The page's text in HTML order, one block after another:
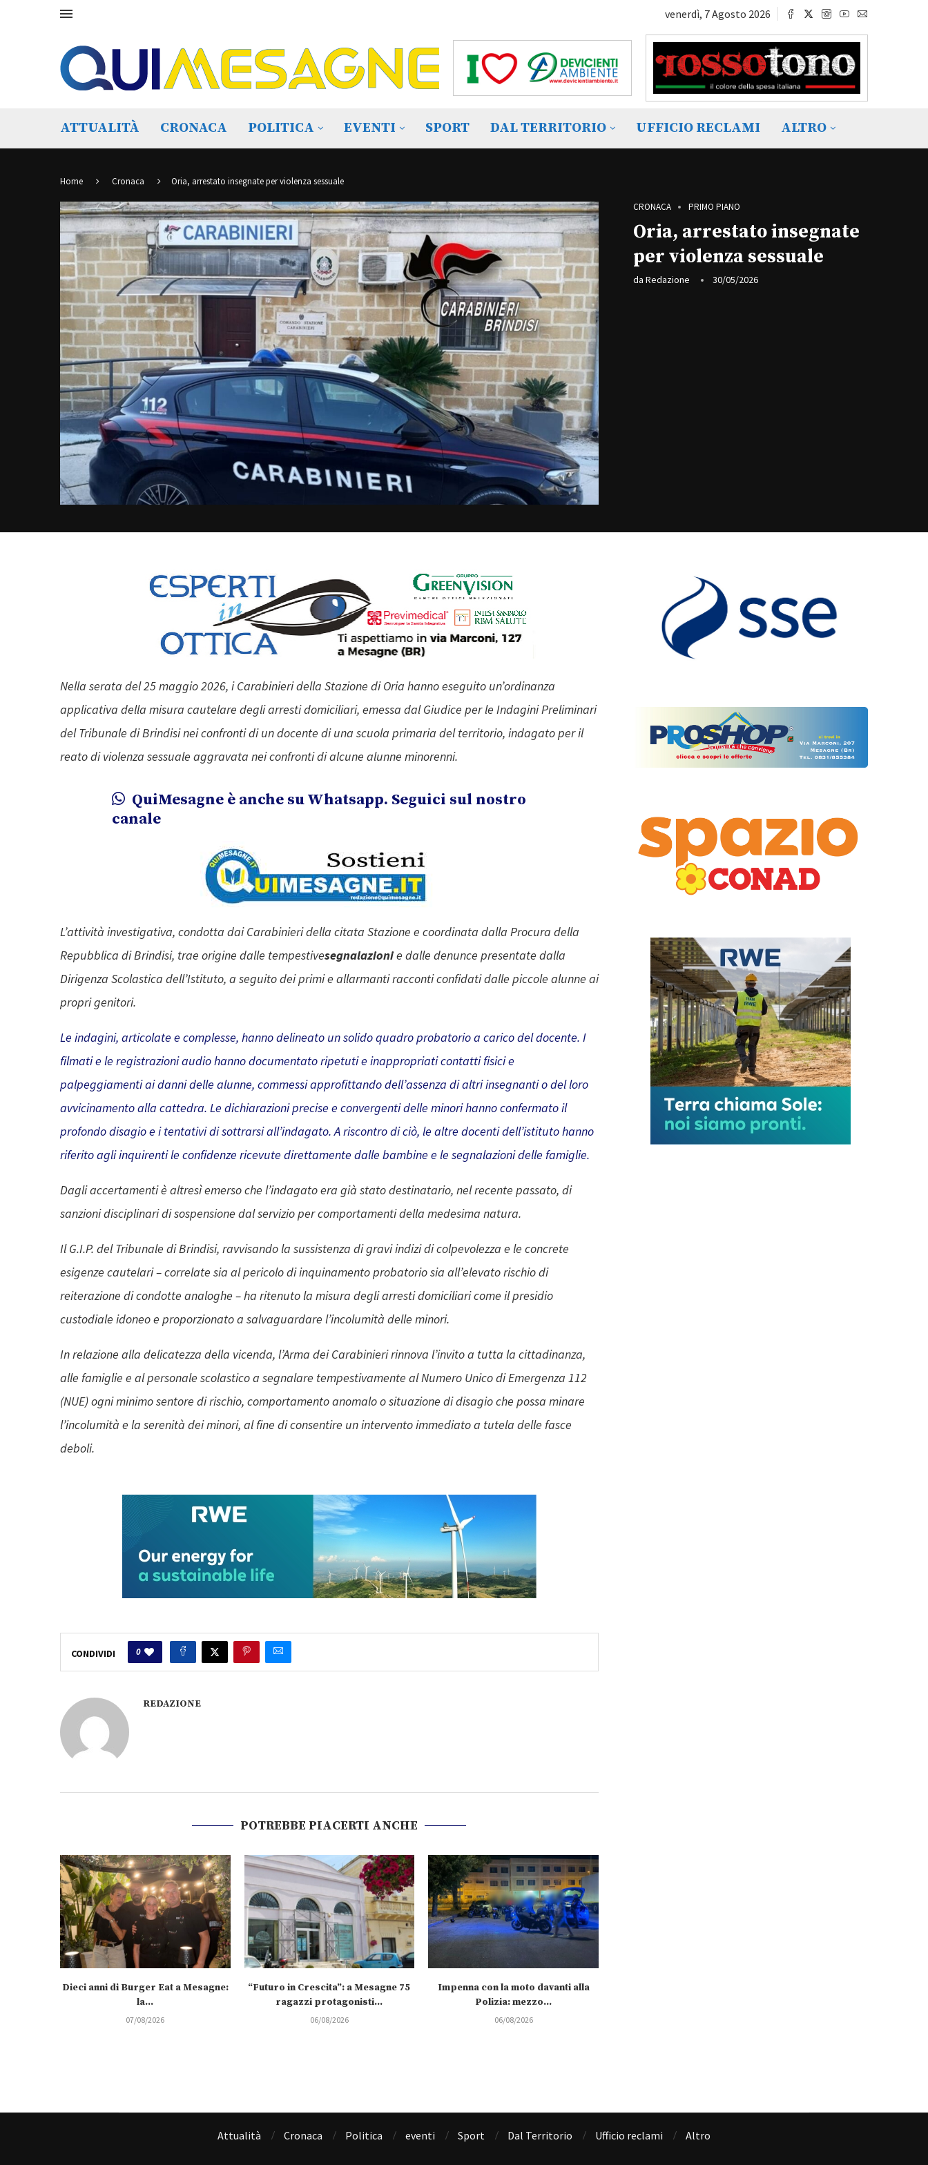
venerdì, 7 Agosto 2026
ATTUALITÀ CRONACA POLITICA EVENTI SPORT DAL TERRITORIO UFFICIO RECLAMI ALTRO
Home Cronaca Oria, arrestato insegnate per violenza sessuale
CRONACA PRIMO PIANO
Oria, arrestato insegnate
per violenza sessuale
da Redazione 30/05/2026
Nella serata del 25 maggio 2026, i Carabinieri della Stazione di Oria hanno eseguito un’ordinanza
applicativa della misura cautelare degli arresti domiciliari, emessa dal Giudice per le Indagini Preliminari
del Tribunale di Brindisi nei confronti di un docente di una scuola primaria del territorio, indagato per il
reato di violenza sessuale aggravata nei confronti di alcune alunne minorenni.
QuiMesagne è anche su Whatsapp. Seguici sul nostro
canale
L’attività investigativa, condotta dai Carabinieri della citata Stazione e coordinata dalla Procura della
Repubblica di Brindisi, trae origine dalle tempestivesegnalazionie dalle denunce presentate dalla
Dirigenza Scolastica dell’Istituto, a seguito dei primi e allarmanti racconti confidati dalle piccole alunne ai
propri genitori.
Le indagini, articolate e complesse, hanno delineato un solido quadro probatorio a carico del docente. I
filmati e le registrazioni audio hanno documentato ripetuti e inappropriati contatti fisici e
palpeggiamenti ai danni delle alunne, commessi approfittando dell’assenza di altri insegnanti o del loro
avvicinamento alla cattedra. Le dichiarazioni precise e convergenti delle minori hanno confermato il
profondo disagio e i tentativi di sottrarsi all’indagato. A riscontro di ciò, le altre docenti dell’istituto hanno
riferito agli inquirenti le confidenze ricevute direttamente dalle bambine e le segnalazioni delle famiglie.
Dagli accertamenti è altresì emerso che l’indagato era già stato destinatario, nel recente passato, di
sanzioni disciplinari di sospensione dal servizio per comportamenti della medesima natura.
Il G.I.P. del Tribunale di Brindisi, ravvisando la sussistenza di gravi indizi di colpevolezza e le concrete
esigenze cautelari – correlate sia al pericolo di inquinamento probatorio sia all’elevato rischio di
reiterazione di condotte analoghe – ha ritenuto la misura degli arresti domiciliari come il presidio
custodiale idoneo e proporzionato a salvaguardare l’incolumità delle minori.
In relazione alla delicatezza della vicenda, l’Arma dei Carabinieri rinnova l’invito a tutta la cittadinanza,
alle famiglie e al personale scolastico a segnalare tempestivamente al Numero Unico di Emergenza 112
(NUE) ogni minimo sentore di rischio, comportamento anomalo o situazione di disagio che possa minare
l’incolumità e la serenità dei minori, al fine di consentire un intervento immediato a tutela delle fasce
deboli.
CONDIVIDI 0
REDAZIONE
POTREBBE PIACERTI ANCHE
Dieci anni di Burger Eat a Mesagne:
la...
07/08/2026
“Futuro in Crescita”: a Mesagne 75
ragazzi protagonisti...
06/08/2026
Impenna con la moto davanti alla
Polizia: mezzo...
06/08/2026
Attualità Cronaca Politica eventi Sport Dal Territorio Ufficio reclami Altro